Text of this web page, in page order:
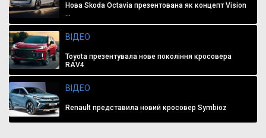
Нова Skoda Octavia презентована як концепт Vision
...
ВІДЕО
Toyota презентувала нове покоління кросовера
RAV4
ВІДЕО
Renault представила новий кросовер Symbioz